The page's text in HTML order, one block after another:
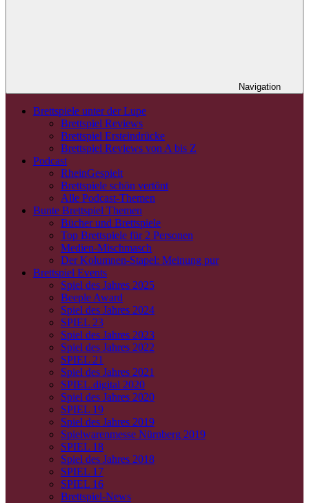
Navigation
Brettspiele unter der Lupe
Brettspiel Reviews
Brettspiel Ersteindrücke
Brettspiel Reviews von A bis Z
Podcast
RheinGespielt
Brettspiele schön vertönt
Alle Podcast-Themen
Bunte Brettspiel Themen
Bücher und Brettspiele
Top Brettspiele für 2 Personen
Medien-Mischmasch
Der Kolumnen-Stapel: Meinung pur
Brettspiel Events
Spiel des Jahres 2025
Beeple Award
Spiel des Jahres 2024
SPIEL 23
Spiel des Jahres 2023
Spiel des Jahres 2022
SPIEL 21
Spiel des Jahres 2021
SPIEL.digital 2020
Spiel des Jahres 2020
SPIEL 19
Spiel des Jahres 2019
Spielwarenmesse Nürnberg 2019
SPIEL 18
Spiel des Jahres 2018
SPIEL 17
SPIEL 16
Brettspiel-News